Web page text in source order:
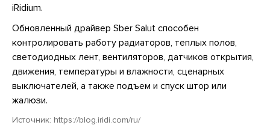
iRidium.
Обновленный драйвер Sber Salut способен
контролировать работу радиаторов, теплых полов,
светодиодных лент, вентиляторов, датчиков открытия,
движения, температуры и влажности, сценарных
выключателей, а также подъем и спуск штор или
жалюзи.
Источник: https://blog.iridi.com/ru/